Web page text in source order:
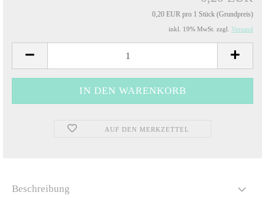
0,20 EUR pro 1 Stück (Grundpreis)
inkl. 19% MwSt. zzgl. Versand
AUF DEN MERKZETTEL
Beschreibung